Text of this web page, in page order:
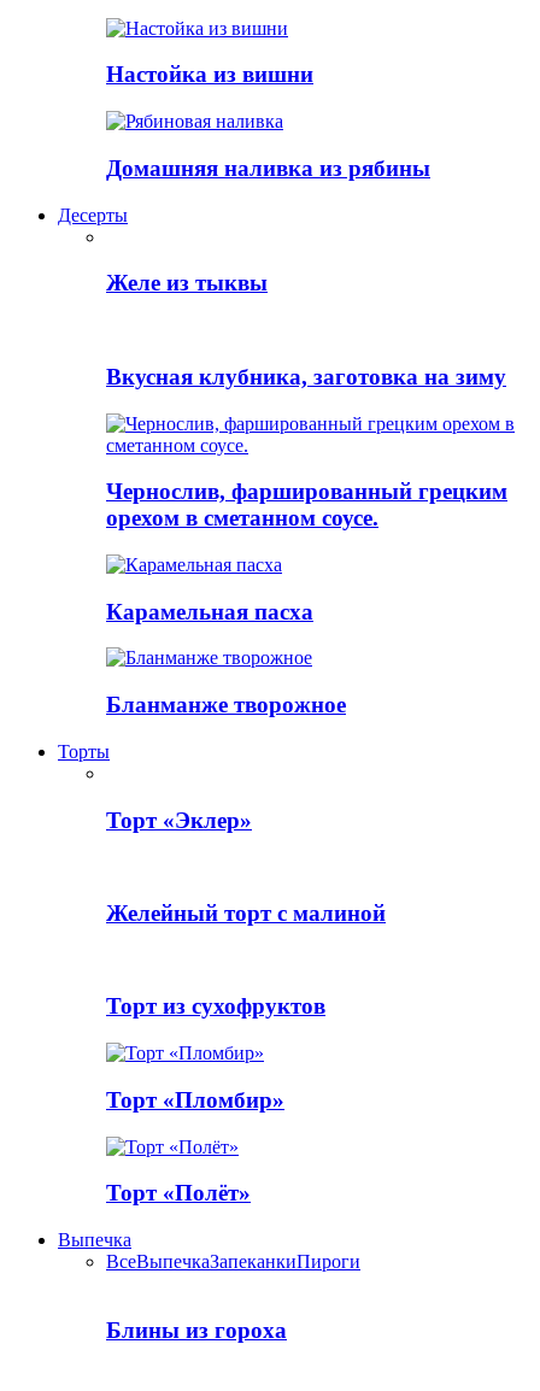
Настойка из вишни
Домашняя наливка из рябины
Десерты
Желе из тыквы
Вкусная клубника, заготовка на зиму
Чернослив, фаршированный грецким
орехом в сметанном соусе.
Карамельная пасха
Бланманже творожное
Торты
Торт «Эклер»
Желейный торт с малиной
Торт из сухофруктов
Торт «Пломбир»
Торт «Полёт»
Выпечка
ВсеВыпечкаЗапеканкиПироги
Блины из гороха